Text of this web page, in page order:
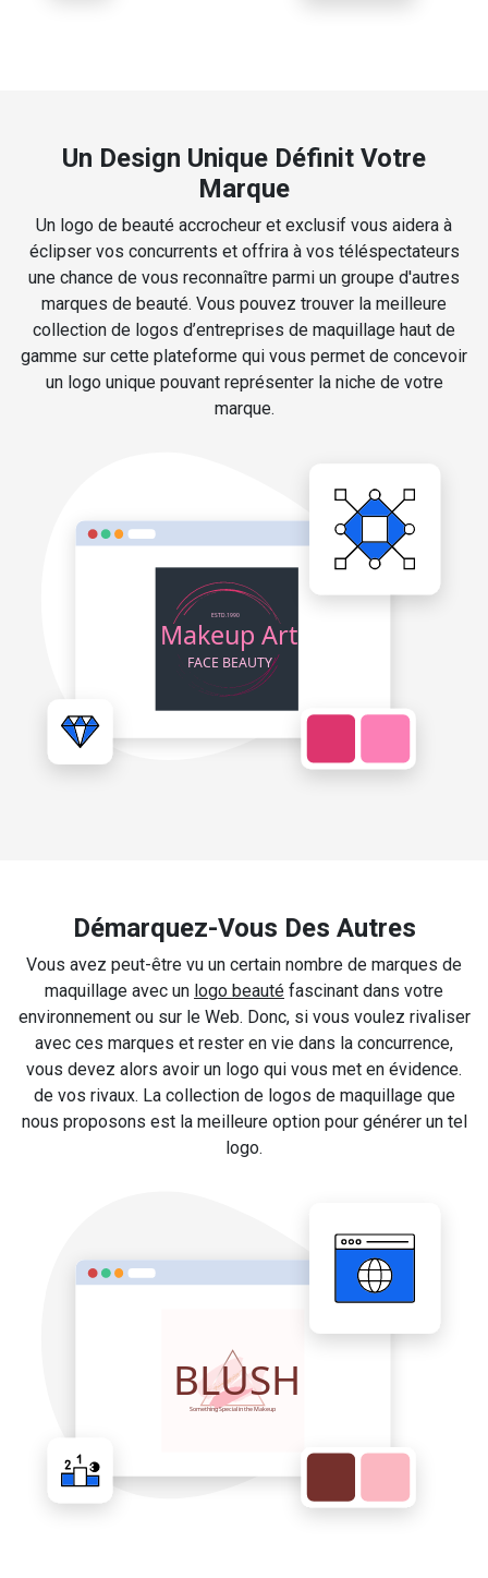
Un Design Unique Définit Votre
Marque
Un logo de beauté accrocheur et exclusif vous aidera à
éclipser vos concurrents et offrira à vos téléspectateurs
une chance de vous reconnaître parmi un groupe d'autres
marques de beauté. Vous pouvez trouver la meilleure
collection de logos d’entreprises de maquillage haut de
gamme sur cette plateforme qui vous permet de concevoir
un logo unique pouvant représenter la niche de votre
marque.
Démarquez-Vous Des Autres
Vous avez peut-être vu un certain nombre de marques de
maquillage avec un logo beauté fascinant dans votre
environnement ou sur le Web. Donc, si vous voulez rivaliser
avec ces marques et rester en vie dans la concurrence,
vous devez alors avoir un logo qui vous met en évidence.
de vos rivaux. La collection de logos de maquillage que
nous proposons est la meilleure option pour générer un tel
logo.